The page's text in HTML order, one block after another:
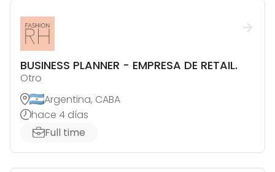
BUSINESS PLANNER - EMPRESA DE RETAIL.
Otro
Argentina, CABA
hace 4 días
Full time